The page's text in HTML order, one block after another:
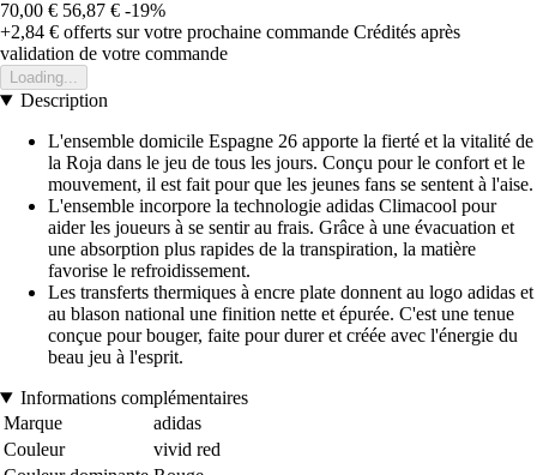
70,00 € 56,87 € -19%
+2,84 € offerts sur votre prochaine commande Crédités après
validation de votre commande
Loading...
Description
L'ensemble domicile Espagne 26 apporte la fierté et la vitalité de
la Roja dans le jeu de tous les jours. Conçu pour le confort et le
mouvement, il est fait pour que les jeunes fans se sentent à l'aise.
L'ensemble incorpore la technologie adidas Climacool pour
aider les joueurs à se sentir au frais. Grâce à une évacuation et
une absorption plus rapides de la transpiration, la matière
favorise le refroidissement.
Les transferts thermiques à encre plate donnent au logo adidas et
au blason national une finition nette et épurée. C'est une tenue
conçue pour bouger, faite pour durer et créée avec l'énergie du
beau jeu à l'esprit.
Informations complémentaires
Marque
adidas
Couleur
vivid red